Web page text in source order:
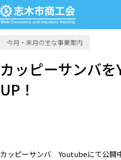
今月・来月の主な事業案内
カッピーサンバ
UP！
カッピーサンバ Youtubeにて公開